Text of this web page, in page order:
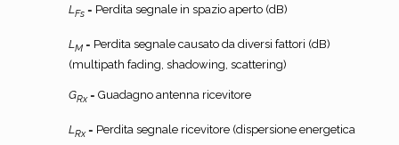
L Fs = Perdita segnale in spazio aperto (dB)
L M = Perdita segnale causato da diversi fattori (dB)
(multipath fading, shadowing, scattering)
GRx = Guadagno antenna ricevitore
L Rx = Perdita segnale ricevitore (dispersione energetica